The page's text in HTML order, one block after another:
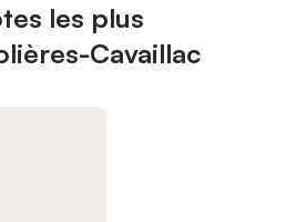
les plus
Cavaillac